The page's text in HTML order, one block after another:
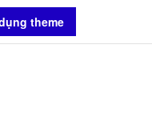
theme